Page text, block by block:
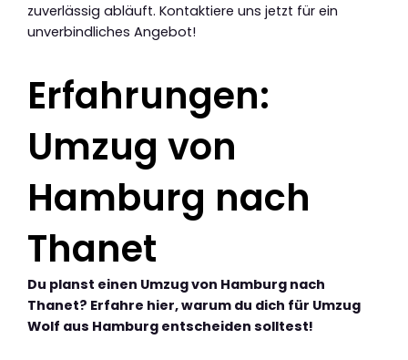
zuverlässig abläuft. Kontaktiere uns jetzt für ein
unverbindliches Angebot!
Erfahrungen:
Umzug von
Hamburg nach
Thanet
Du planst einen Umzug von Hamburg nach
Thanet? Erfahre hier, warum du dich für Umzug
Wolf aus Hamburg entscheiden solltest!